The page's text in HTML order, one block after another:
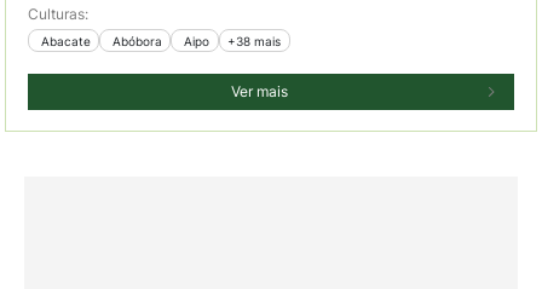
Culturas:
Abacate Abóbora Aipo +38 mais
Ver mais